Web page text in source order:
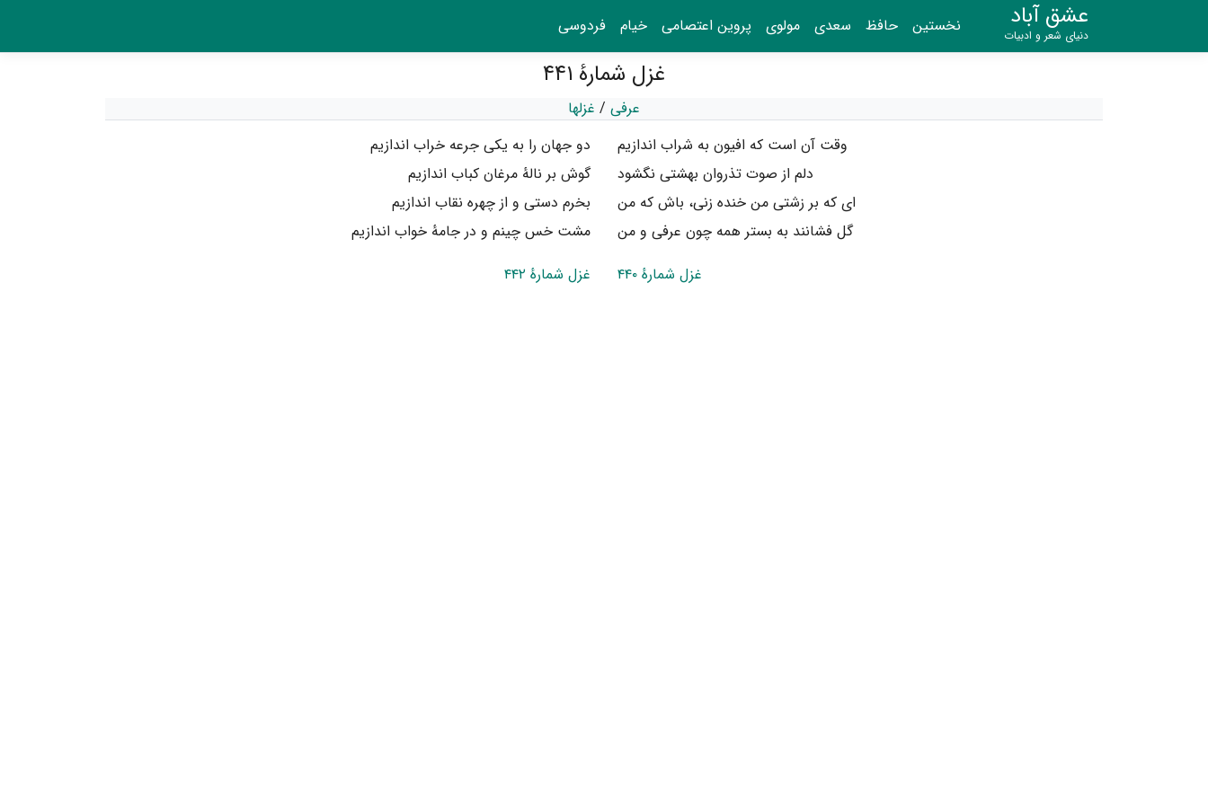
عشق آباد
دنیای شعر و ادبیات نخستین حافظ سعدی مولوی پروین اعتصامی خیام فردوسی
غزل شمارهٔ ۴۴۱
عرفی / غزلها
وقت آن است که افیون به شراب اندازیم
دو جهان را به یکی جرعه خراب اندازیم
دلم از صوت تذروان بهشتی نگشود
گوش بر نالهٔ مرغان کباب اندازیم
ای که بر زشتی من خنده زنی، باش که من
بخرم دستی و از چهره نقاب اندازیم
گل فشانند به بستر همه چون عرفی و من
مشت خس چینم و در جامهٔ خواب اندازیم
غزل شمارهٔ ۴۴۰
غزل شمارهٔ ۴۴۲